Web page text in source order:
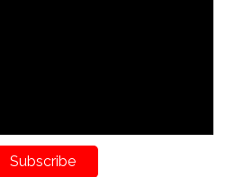
Subscribe